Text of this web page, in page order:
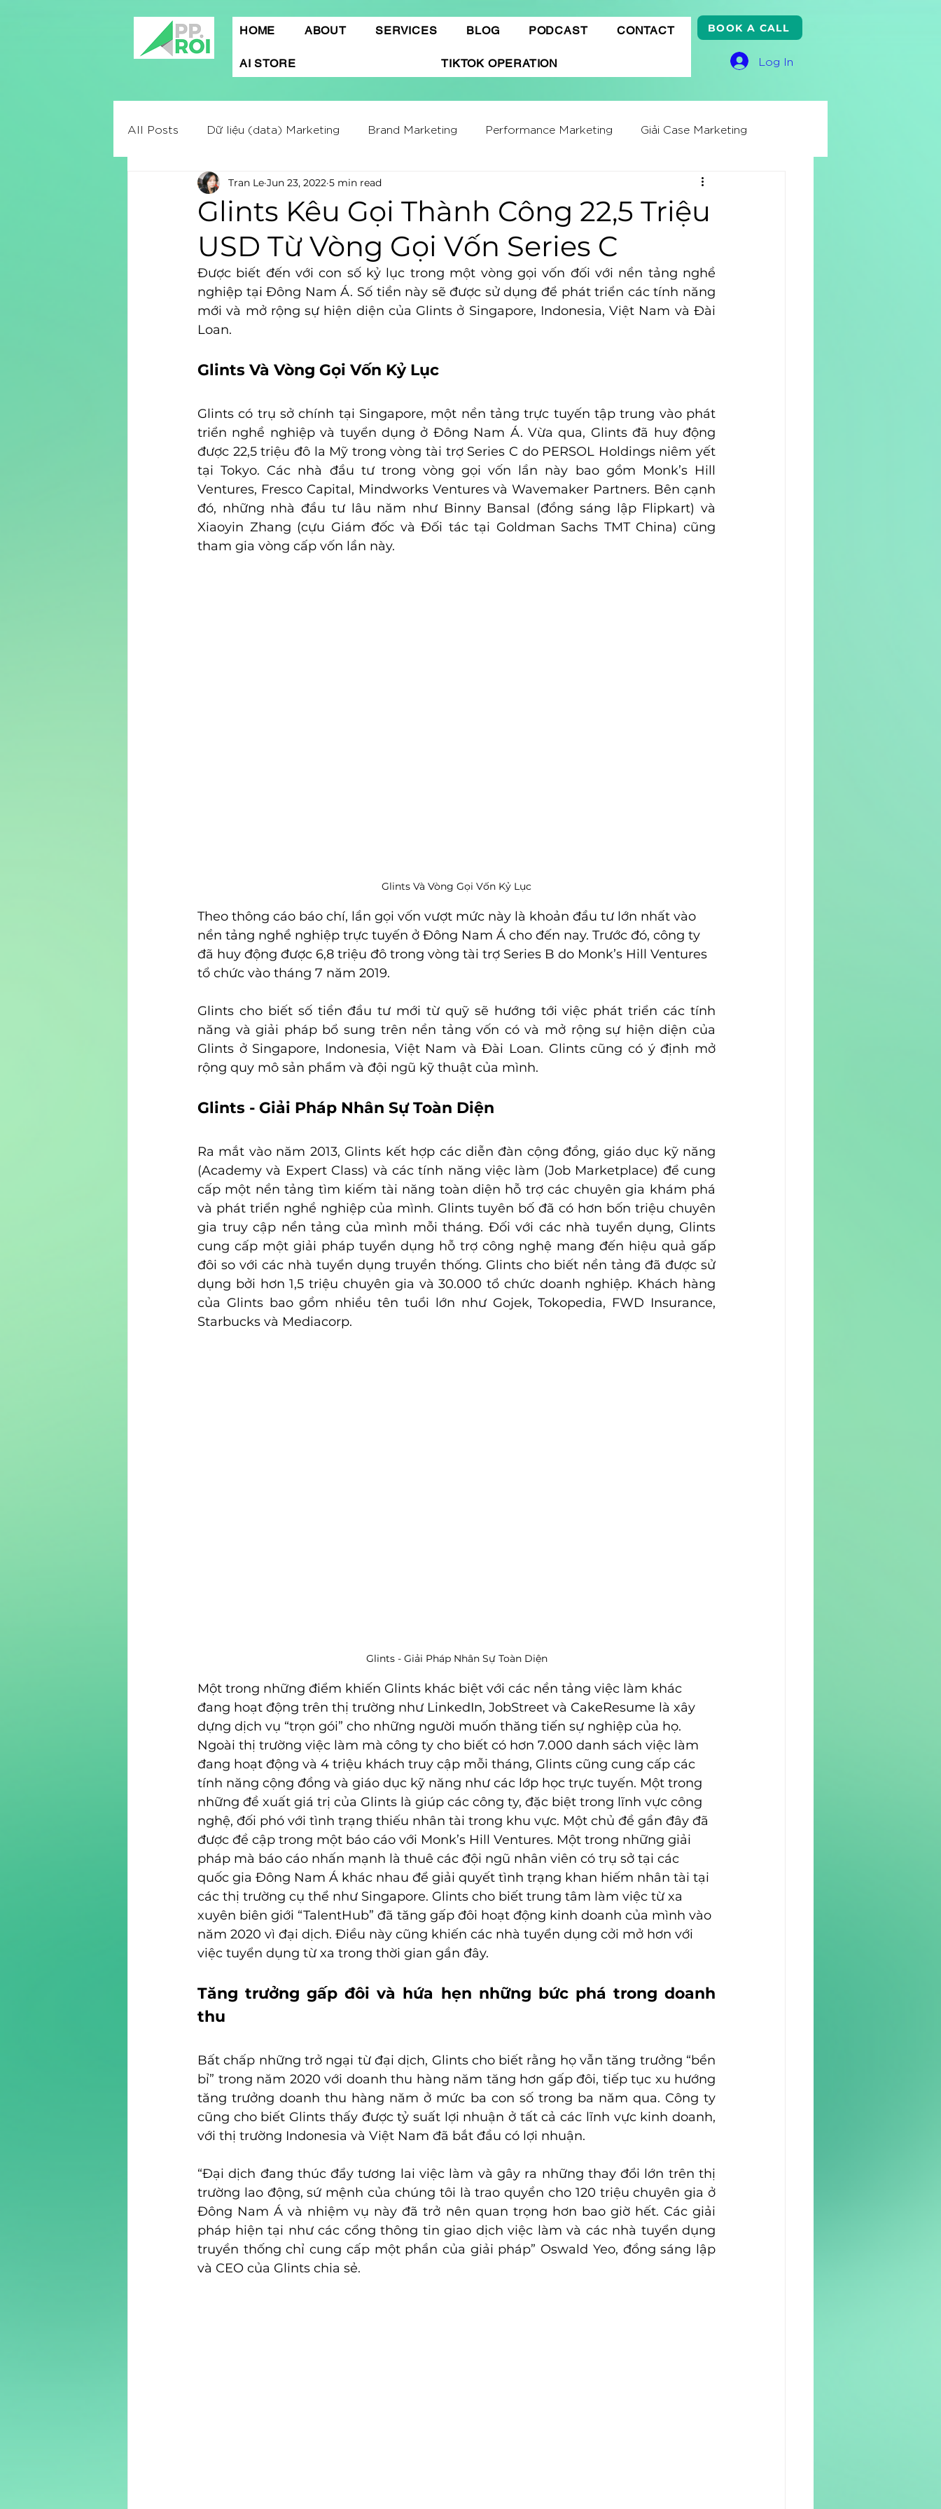
HOME ABOUT SERVICES BLOG PODCAST CONTACT
AI STORE TIKTOK OPERATION
BOOK A CALL
Log In
All Posts Dữ liệu (data) Marketing Brand Marketing​ Performance Marketing Giải Case Marketing
Mobile App Marketing Affiliate Marketing
Digital marketing Marketing Report Quảng cáo Tiktok Thương mại điện tử
Quảng cáo Facebook ChatGPT Marketing Automation
Glints Kêu Gọi Thành Công 22,5 Triệu
USD Từ Vòng Gọi Vốn Series C
Tran Le Jun 23, 2022 5 min read
Được biết đến với con số kỷ lục trong một vòng gọi vốn đối với nền tảng nghề
nghiệp tại Đông Nam Á. Số tiền này sẽ được sử dụng để phát triển các tính năng
mới và mở rộng sự hiện diện của Glints ở Singapore, Indonesia, Việt Nam và Đài
Loan.
Glints Và Vòng Gọi Vốn Kỷ Lục
Glints có trụ sở chính tại Singapore, một nền tảng trực tuyến tập trung vào phát
triển nghề nghiệp và tuyển dụng ở Đông Nam Á. Vừa qua, Glints đã huy động
được 22,5 triệu đô la Mỹ trong vòng tài trợ Series C do PERSOL Holdings niêm yết
tại Tokyo. Các nhà đầu tư trong vòng gọi vốn lần này bao gồm Monk’s Hill
Ventures, Fresco Capital, Mindworks Ventures và Wavemaker Partners. Bên cạnh
đó, những nhà đầu tư lâu năm như Binny Bansal (đồng sáng lập Flipkart) và
Xiaoyin Zhang (cựu Giám đốc và Đối tác tại Goldman Sachs TMT China) cũng
tham gia vòng cấp vốn lần này.
Glints Và Vòng Gọi Vốn Kỷ Lục
Theo thông cáo báo chí, lần gọi vốn vượt mức này là khoản đầu tư lớn nhất vào
nền tảng nghề nghiệp trực tuyến ở Đông Nam Á cho đến nay. Trước đó, công ty
đã huy động được 6,8 triệu đô trong vòng tài trợ Series B do Monk’s Hill Ventures
tổ chức vào tháng 7 năm 2019.
Glints cho biết số tiền đầu tư mới từ quỹ sẽ hướng tới việc phát triển các tính
năng và giải pháp bổ sung trên nền tảng vốn có và mở rộng sự hiện diện của
Glints ở Singapore, Indonesia, Việt Nam và Đài Loan. Glints cũng có ý định mở
rộng quy mô sản phẩm và đội ngũ kỹ thuật của mình.
Glints - Giải Pháp Nhân Sự Toàn Diện
Ra mắt vào năm 2013, Glints kết hợp các diễn đàn cộng đồng, giáo dục kỹ năng
(Academy và Expert Class) và các tính năng việc làm (Job Marketplace) để cung
cấp một nền tảng tìm kiếm tài năng toàn diện hỗ trợ các chuyên gia khám phá
và phát triển nghề nghiệp của mình. Glints tuyên bố đã có hơn bốn triệu chuyên
gia truy cập nền tảng của mình mỗi tháng. Đối với các nhà tuyển dụng, Glints
cung cấp một giải pháp tuyển dụng hỗ trợ công nghệ mang đến hiệu quả gấp
đôi so với các nhà tuyển dụng truyền thống. Glints cho biết nền tảng đã được sử
dụng bởi hơn 1,5 triệu chuyên gia và 30.000 tổ chức doanh nghiệp. Khách hàng
của Glints bao gồm nhiều tên tuổi lớn như Gojek, Tokopedia, FWD Insurance,
Starbucks và Mediacorp.
Glints - Giải Pháp Nhân Sự Toàn Diện
Một trong những điểm khiến Glints khác biệt với các nền tảng việc làm khác
đang hoạt động trên thị trường như LinkedIn, JobStreet và CakeResume là xây
dựng dịch vụ “trọn gói” cho những người muốn thăng tiến sự nghiệp của họ.
Ngoài thị trường việc làm mà công ty cho biết có hơn 7.000 danh sách việc làm
đang hoạt động và 4 triệu khách truy cập mỗi tháng, Glints cũng cung cấp các
tính năng cộng đồng và giáo dục kỹ năng như các lớp học trực tuyến. Một trong
những đề xuất giá trị của Glints là giúp các công ty, đặc biệt trong lĩnh vực công
nghệ, đối phó với tình trạng thiếu nhân tài trong khu vực. Một chủ đề gần đây đã
được đề cập trong một báo cáo với Monk’s Hill Ventures. Một trong những giải
pháp mà báo cáo nhấn mạnh là thuê các đội ngũ nhân viên có trụ sở tại các
quốc gia Đông Nam Á khác nhau để giải quyết tình trạng khan hiếm nhân tài tại
các thị trường cụ thể như Singapore. Glints cho biết trung tâm làm việc từ xa
xuyên biên giới “TalentHub” đã tăng gấp đôi hoạt động kinh doanh của mình vào
năm 2020 vì đại dịch. Điều này cũng khiến các nhà tuyển dụng cởi mở hơn với
việc tuyển dụng từ xa trong thời gian gần đây.
Tăng trưởng gấp đôi và hứa hẹn những bức phá trong doanh
thu
Bất chấp những trở ngại từ đại dịch, Glints cho biết rằng họ vẫn tăng trưởng “bền
bỉ” trong năm 2020 với doanh thu hàng năm tăng hơn gấp đôi, tiếp tục xu hướng
tăng trưởng doanh thu hàng năm ở mức ba con số trong ba năm qua. Công ty
cũng cho biết Glints thấy được tỷ suất lợi nhuận ở tất cả các lĩnh vực kinh doanh,
với thị trường Indonesia và Việt Nam đã bắt đầu có lợi nhuận.
“Đại dịch đang thúc đẩy tương lai việc làm và gây ra những thay đổi lớn trên thị
trường lao động, sứ mệnh của chúng tôi là trao quyền cho 120 triệu chuyên gia ở
Đông Nam Á và nhiệm vụ này đã trở nên quan trọng hơn bao giờ hết. Các giải
pháp hiện tại như các cổng thông tin giao dịch việc làm và các nhà tuyển dụng
truyền thống chỉ cung cấp một phần của giải pháp” Oswald Yeo, đồng sáng lập
và CEO của Glints chia sẻ.